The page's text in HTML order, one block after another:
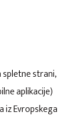
strani,
aplikacije)
iz Evropskega